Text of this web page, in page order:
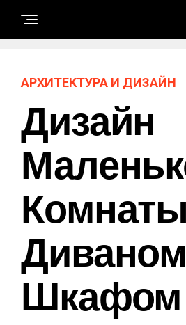
АРХИТЕКТУРА И ДИЗАЙН
Дизайн
Шкафом